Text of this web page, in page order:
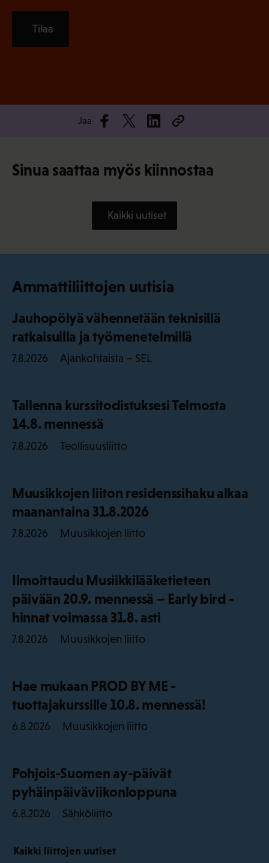
Tilaa
Jaa
Sinua saattaa myös kiinnostaa
Kaikki uutiset
Ammattiliittojen uutisia
Jauhopölyä vähennetään teknisillä
ratkaisuilla ja työmenetelmillä
7.8.2026 Ajankohtaista – SEL
Tallenna kurssitodistuksesi Telmosta
14.8. mennessä
7.8.2026 Teollisuusliitto
Muusikkojen liiton residenssihaku alkaa
maanantaina 31.8.2026
7.8.2026 Muusikkojen liitto
Ilmoittaudu Musiikkilääketieteen
päivään 20.9. mennessä – Early bird -
hinnat voimassa 31.8. asti
7.8.2026 Muusikkojen liitto
Hae mukaan PROD BY ME -
tuottajakurssille 10.8. mennessä!
6.8.2026 Muusikkojen liitto
Pohjois-Suomen ay-päivät
pyhäinpäiväviikonloppuna
6.8.2026 Sähköliitto
Kaikki liittojen uutiset